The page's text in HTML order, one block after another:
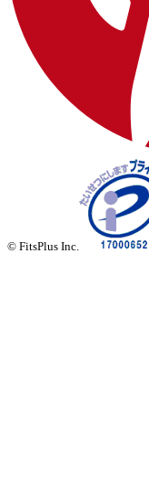
© FitsPlus Inc.